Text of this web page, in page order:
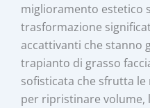
miglioramento estetico
trasformazione
accattivanti che stanno
trapianto di grasso
sofisticata che sfrutta
per ripristinare volume,